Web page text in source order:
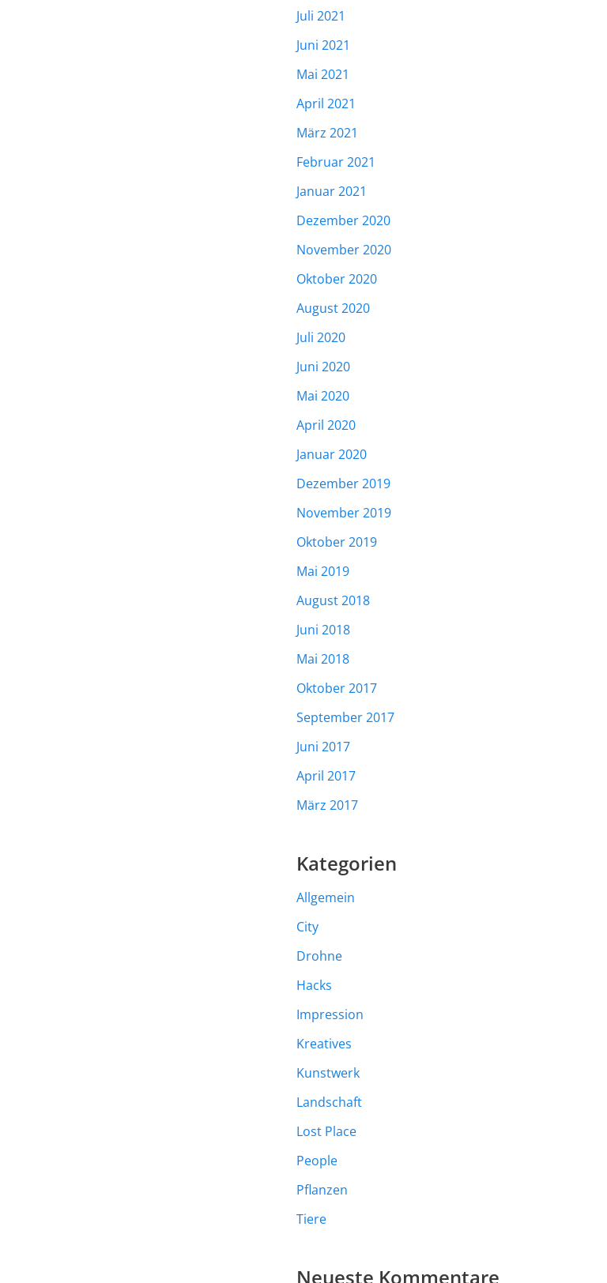
Juli 2021
Juni 2021
Mai 2021
April 2021
März 2021
Februar 2021
Januar 2021
Dezember 2020
November 2020
Oktober 2020
August 2020
Juli 2020
Juni 2020
Mai 2020
April 2020
Januar 2020
Dezember 2019
November 2019
Oktober 2019
Mai 2019
August 2018
Juni 2018
Mai 2018
Oktober 2017
September 2017
Juni 2017
April 2017
März 2017
Kategorien
Allgemein
City
Drohne
Hacks
Impression
Kreatives
Kunstwerk
Landschaft
Lost Place
People
Pflanzen
Tiere
Neueste Kommentare